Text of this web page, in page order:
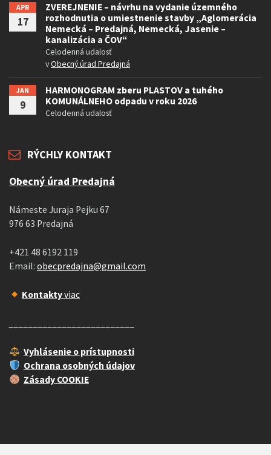
APR
17
ZVEREJNENIE – návrhu na vydanie územného
rozhodnutia o umiestnenie stavby „Aglomerácia
Nemecká – Predajná, Nemecká, Jasenie –
kanalizácia a ČOV“
Celodenná udalosť
vObecný úrad Predajná
JAN
9
HARMONOGRAM zberu PLASTOV a tuhého
KOMUNÁLNEHO odpadu v roku 2026
Celodenná udalosť
RÝCHLY KONTAKT
Obecný úrad Predajná
Námeste Juraja Pejku 67
976 63 Predajná
+421 48 6192 119
Email: obecpredajna@gmail.com
Kontaktyviac
Vyhlásenie o prístupnosti
Ochrana osobných údajov
Zásady COOKIE